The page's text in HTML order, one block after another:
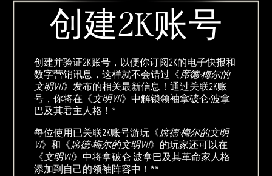
创建2K账号
创建并验证2K账号，以便你订阅2K的电子快报和
数字营销讯息，这样就不会错过《席德·梅尔的
文明VII》发布的相关最新信息！通过关联2K账
号，你将在《文明VII》中解锁领袖拿破仑·波拿
巴及其君主人格！*
每位使用已关联2K账号游玩《席德·梅尔的文明
VI》和《席德·梅尔的文明VII》的玩家还可以在
《文明VII》中将拿破仑·波拿巴及其革命家人格
添加到自己的领袖阵容中！**